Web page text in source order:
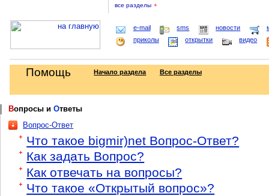
все разделы +
e-mail sms новости
приколы
открытки видео
Помощь Начало раздела Все разделы
Вопросы иОтветы
Вопрос-Ответ
Что такое bigmir)net Вопрос-Ответ?
Как задать Вопрос?
Как отвечать на вопросы?
Что такое «Открытый вопрос»?